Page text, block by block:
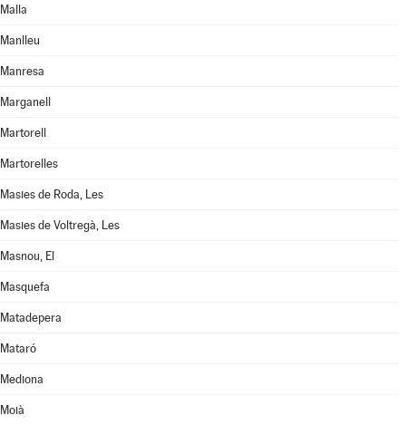
Malla
Manlleu
Manresa
Marganell
Martorell
Martorelles
Masies de Roda, Les
Masies de Voltregà, Les
Masnou, El
Masquefa
Matadepera
Mataró
Mediona
Moià